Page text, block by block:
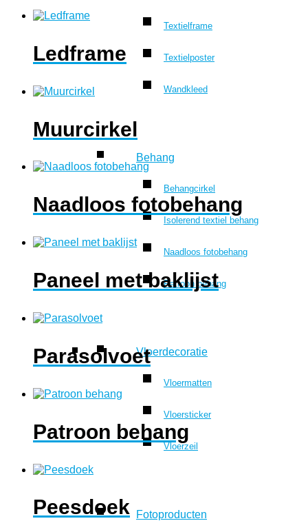
Textielframe
Textielposter
Wandkleed
Behang
Behangcirkel
Isolerend textiel behang
Naadloos fotobehang
Patroon behang
Vloerdecoratie
Vloermatten
Vloersticker
Vloerzeil
Fotoproducten
Ledframe
Muurcirkel
Naadloos fotobehang
Paneel met baklijst
Parasolvoet
Patroon behang
Peesdoek